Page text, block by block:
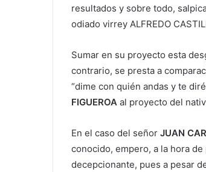
resultados y sobre todo,
odiado virrey ALFREDO
Sumar en su proyecto esta
contrario, se presta a
“dime con quién andas y te
FIGUEROA al proyecto del
En el caso del señor JUAN
conocido, empero, a la hora
decepcionante, pues a pesar